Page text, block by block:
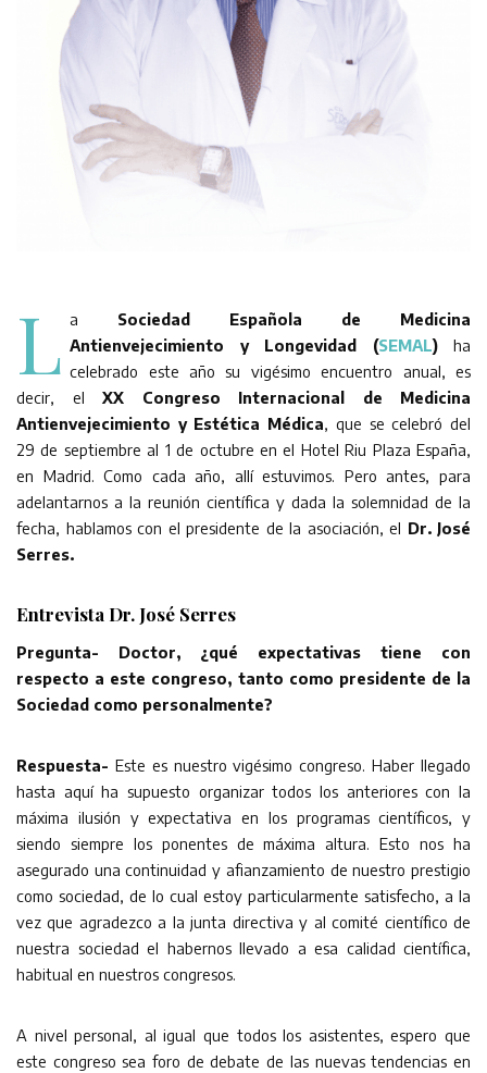
L a Sociedad Española de Medicina
Antienvejecimiento y Longevidad (SEMAL)ha
celebrado este año su vigésimo encuentro anual, es
decir, el XX Congreso Internacional de Medicina
Antienvejecimiento y Estética Médica, que se celebró del
29 de septiembre al 1 de octubre en el Hotel Riu Plaza España,
en Madrid. Como cada año, allí estuvimos. Pero antes, para
adelantarnos a la reunión científica y dada la solemnidad de la
fecha, hablamos con el presidente de la asociación, el Dr. José
Serres.
Entrevista Dr. José Serres
Pregunta- Doctor, ¿qué expectativas tiene con
respecto a este congreso, tanto como presidente de la
Sociedad como personalmente?
Respuesta- Este es nuestro vigésimo congreso. Haber llegado
hasta aquí ha supuesto organizar todos los anteriores con la
máxima ilusión y expectativa en los programas científicos, y
siendo siempre los ponentes de máxima altura. Esto nos ha
asegurado una continuidad y afianzamiento de nuestro prestigio
como sociedad, de lo cual estoy particularmente satisfecho, a la
vez que agradezco a la junta directiva y al comité científico de
nuestra sociedad el habernos llevado a esa calidad científica,
habitual en nuestros congresos.
A nivel personal, al igual que todos los asistentes, espero que
este congreso sea foro de debate de las nuevas tendencias en